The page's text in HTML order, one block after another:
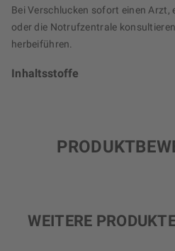
Bei Verschlucken sofort einen
oder die Notrufzentrale
herbeiführen.
Inhaltsstoffe
WEITERE